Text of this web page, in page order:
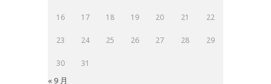
16 17 18 19 20 21 22
23 24 25 26 27 28 29
30 31
« 9 月